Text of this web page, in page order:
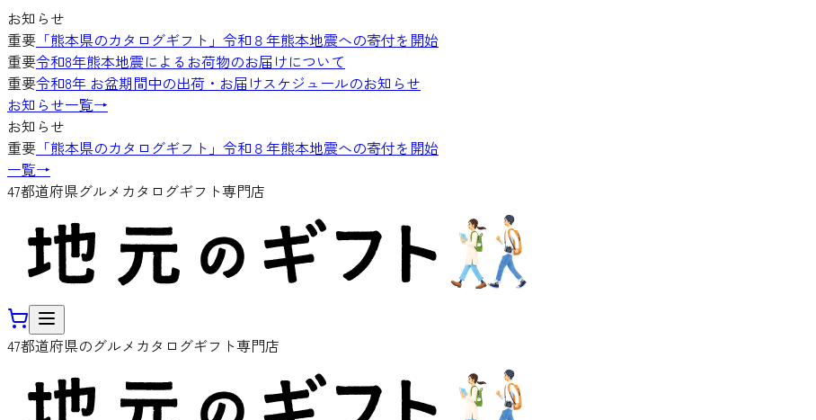
お知らせ
重要 「熊本県のカタログギフト」令和８年熊本地震への寄付を開始
重要令和8年熊本地震によるお荷物のお届けについて
重要令和8年 お盆期間中の出荷・お届けスケジュールのお知らせ
お知らせ一覧→
お知らせ
重要 「熊本県のカタログギフト」令和８年熊本地震への寄付を開始
一覧→
47都道府県グルメカタログギフト専門店
47都道府県のグルメカタログギフト専門店